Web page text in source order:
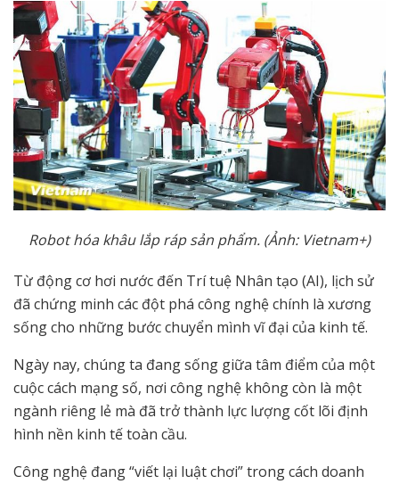
Robot hóa khâu lắp ráp sản phẩm. (Ảnh: Vietnam+)
Từ động cơ hơi nước đến Trí tuệ Nhân tạo (AI), lịch sử
đã chứng minh các đột phá công nghệ chính là xương
sống cho những bước chuyển mình vĩ đại của kinh tế.
Ngày nay, chúng ta đang sống giữa tâm điểm của một
cuộc cách mạng số, nơi công nghệ không còn là một
ngành riêng lẻ mà đã trở thành lực lượng cốt lõi định
hình nền kinh tế toàn cầu.
Công nghệ đang “viết lại luật chơi” trong cách doanh